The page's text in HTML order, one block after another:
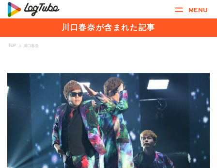
MENU
川口春奈が含まれた記事
TOP > 川口春奈